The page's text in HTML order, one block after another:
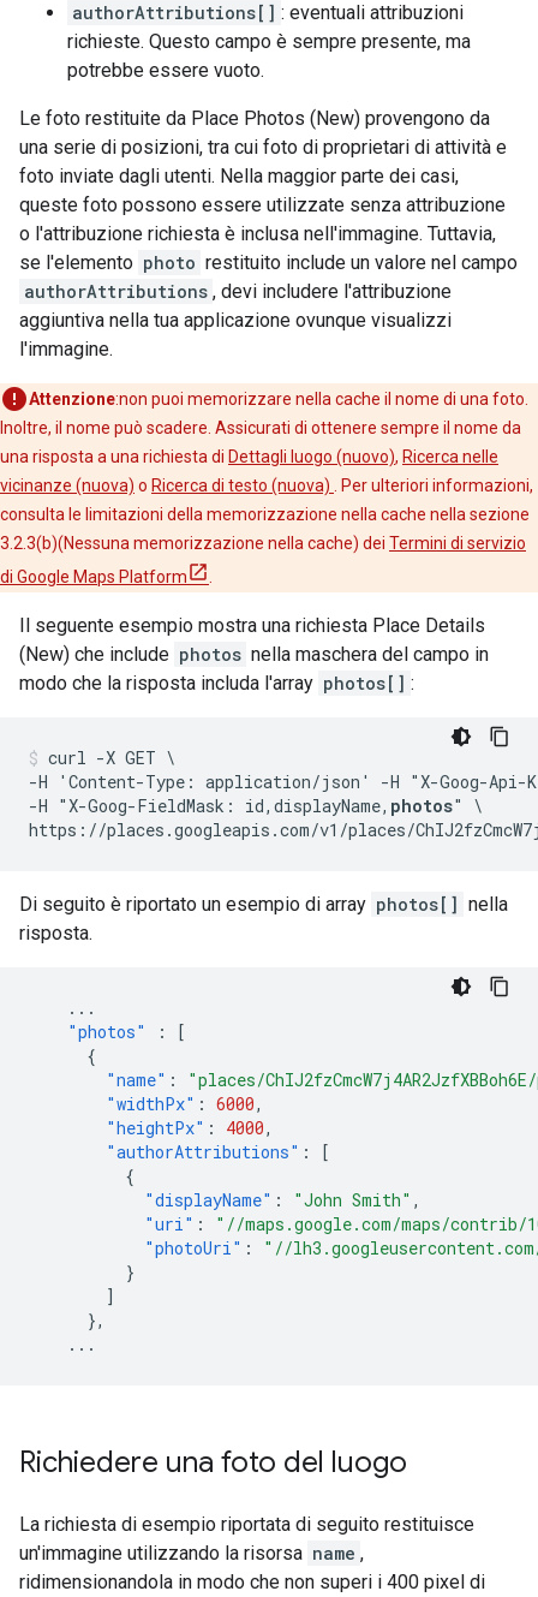
authorAttributions[] : eventuali attribuzioni
richieste. Questo campo è sempre presente, ma
potrebbe essere vuoto.
Le foto restituite da Place Photos (New) provengono da
una serie di posizioni, tra cui foto di proprietari di attività e
foto inviate dagli utenti. Nella maggior parte dei casi,
queste foto possono essere utilizzate senza attribuzione
o l'attribuzione richiesta è inclusa nell'immagine. Tuttavia,
se l'elemento photo restituito include un valore nel campo
authorAttributions , devi includere l'attribuzione
aggiuntiva nella tua applicazione ovunque visualizzi
l'immagine.
Attenzione:non puoi memorizzare nella cache il nome di una foto.
Inoltre, il nome può scadere. Assicurati di ottenere sempre il nome da
una risposta a una richiesta di Dettagli luogo (nuovo), Ricerca nelle
vicinanze (nuova) o Ricerca di testo (nuova)
. Per ulteriori informazioni,
consulta le limitazioni della memorizzazione nella cache nella sezione
3.2.3(b)(Nessuna memorizzazione nella cache) dei Termini di servizio
di Google Maps Platform
Il seguente esempio mostra una richiesta Place Details
(New) che include photos nella maschera del campo in
modo che la risposta includa l'array photos[] :
curl -X GET \
-H 'Content-Type: application/json' -H "X-Goog-Api-
-H "X-Goog-FieldMask: id,displayName, photos" \
https://places.googleapis.com/v1/places/
Di seguito è riportato un esempio di array photos[] nella
risposta.
...
"photos"
:
[
{
"name" :
"places/ChIJ2fzCmcW7j4AR2JzfXBBoh6E/
"widthPx" : 6000,
"heightPx" : 4000,
"authorAttributions" :
[
{
"displayName" : "John Smith" ,
"uri" :
"//maps.google.com/maps/contrib/
"photoUri" :
"//
}
]
},
...
Richiedere una foto del luogo
La richiesta di esempio riportata di seguito restituisce
un'immagine utilizzando la risorsa name ,
ridimensionandola in modo che non superi i 400 pixel di